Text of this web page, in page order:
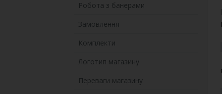
Робота з банерами
Замовлення
Комплекти
Логотип магазину
Переваги магазину